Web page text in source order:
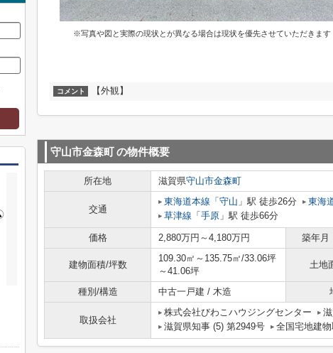
※写真や図と実際の現状とが異なる場合は現状を優先させていただきます
コメント 【外観】
守山市金森町の物件概要
所在地 滋賀県守山市金森町
交通
東海道本線 「 守山 」駅 徒歩26分 東海
草津線 「 手原 」駅 徒歩66分
価格 2,880万円～4,180万円 築年月
建物面積/坪数
109.30㎡～135.75㎡/33.06坪
～41.06坪
土地
種別/構造
中古一戸建 / 木造
取扱会社
株式会社びわこハウジングセンター
滋賀県知事 (5) 第2949号
全国宅地建